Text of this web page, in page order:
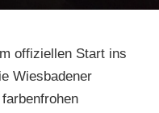
offiziellen Start ins
Wiesbadener